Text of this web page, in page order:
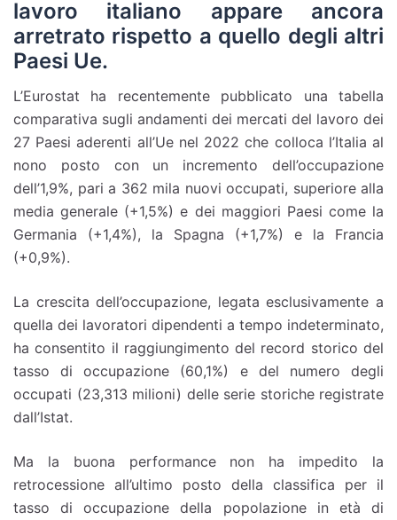
lavoro italiano appare ancora
arretrato rispetto a quello degli altri
Paesi Ue.
L’Eurostat ha recentemente pubblicato una tabella
comparativa sugli andamenti dei mercati del lavoro dei
27 Paesi aderenti all’Ue nel 2022 che colloca l’Italia al
nono posto con un incremento dell’occupazione
dell’1,9%, pari a 362 mila nuovi occupati, superiore alla
media generale (+1,5%) e dei maggiori Paesi come la
Germania (+1,4%), la Spagna (+1,7%) e la Francia
(+0,9%).
La crescita dell’occupazione, legata esclusivamente a
quella dei lavoratori dipendenti a tempo indeterminato,
ha consentito il raggiungimento del record storico del
tasso di occupazione (60,1%) e del numero degli
occupati (23,313 milioni) delle serie storiche registrate
dall’Istat.
Ma la buona performance non ha impedito la
retrocessione all’ultimo posto della classifica per il
tasso di occupazione della popolazione in età di